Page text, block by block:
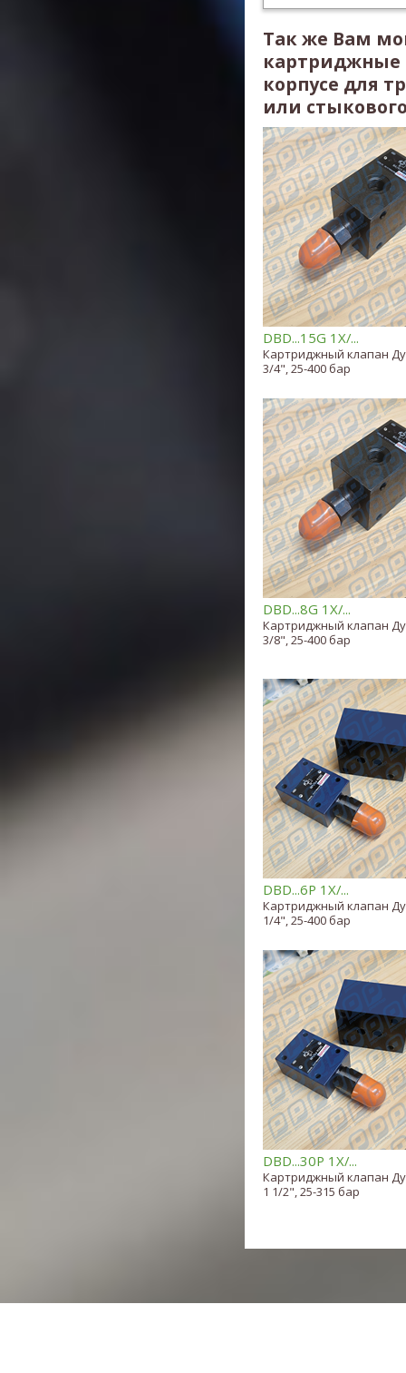
Так же Вам
картриджные
корпусе для
или
DBD...15G 1X/...
Картриджный клапан
3/4", 25-400 бар
DBD...8G 1X/...
Картриджный клапан
3/8", 25-400 бар
DBD...6P 1X/...
Картриджный клапан
1/4", 25-400 бар
DBD...30P 1X/...
Картриджный клапан
1 1/2", 25-315 бар